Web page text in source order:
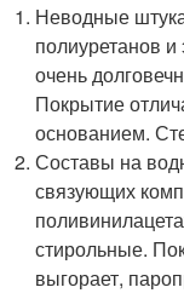
Неводные
полиуретанов
очень
Покрытие
основанием.
Составы на
связующих
стирольные.
выгорает,